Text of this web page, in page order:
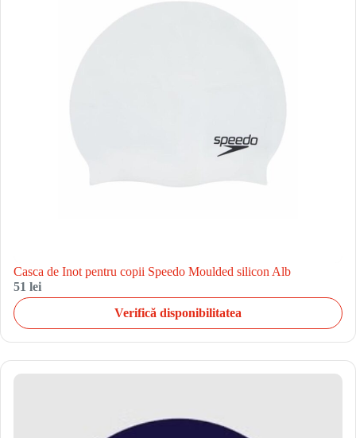
Casca de Inot pentru copii Speedo Moulded silicon Alb
51 lei
Verifică disponibilitatea